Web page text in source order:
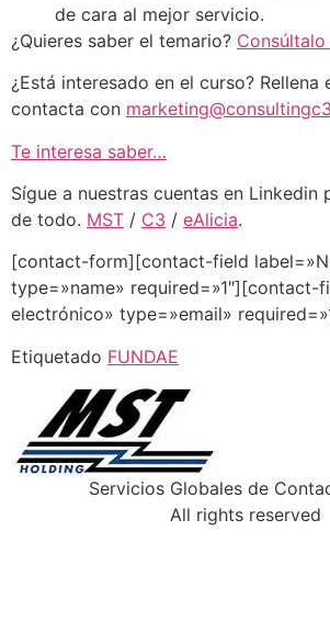
de cara al mejor servicio.
¿Quieres saber el temario?
¿Está interesado en el curso? Rellena
contacta con
Te interesa saber…
Sígue a nuestras cuentas en Linkedin
de todo. MST / C3 / eAlicia.
[contact-form][contact-field
type=»name» required=»1″][contact-
electrónico» type=»email»
Etiquetado FUNDAE
Servicios Globales de
All rights reserved